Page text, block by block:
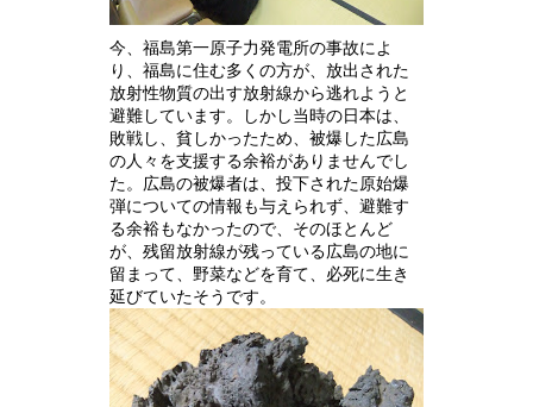
今、福島第一原子力発電所の事故によ
り、福島に住む多くの方が、放出された
放射性物質の出す放射線から逃れようと
避難しています。しかし当時の日本は、
敗戦し、貧しかったため、被爆した広島
の人々を支援する余裕がありませんでし
た。広島の被爆者は、投下された原始爆
弾についての情報も与えられず、避難す
る余裕もなかったので、そのほとんど
が、残留放射線が残っている広島の地に
留まって、野菜などを育て、必死に生き
延びていたそうです。